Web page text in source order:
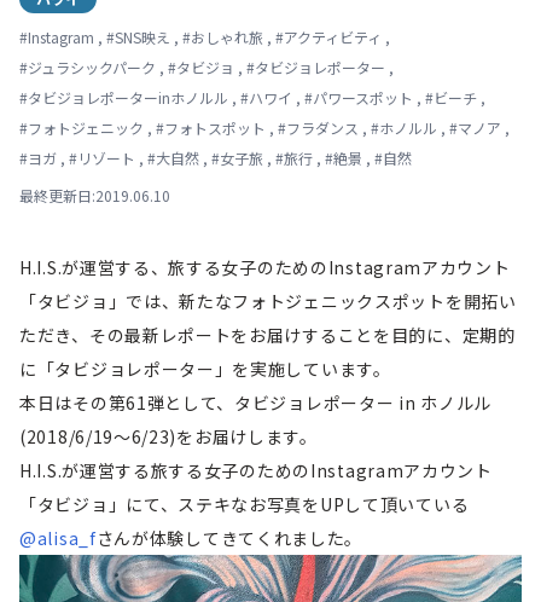
#Instagram , #SNS映え , #おしゃれ旅 , #アクティビティ ,
#ジュラシックパーク , #タビジョ , #タビジョレポーター ,
#タビジョレポーターinホノルル , #ハワイ , #パワースポット , #ビーチ ,
#フォトジェニック , #フォトスポット , #フラダンス , #ホノルル , #マノア ,
#ヨガ , #リゾート , #大自然 , #女子旅 , #旅行 , #絶景 , #自然
最終更新日:2019.06.10
H.I.S.が運営する、旅する女子のためのInstagramアカウント
「タビジョ」では、新たなフォトジェニックスポットを開拓い
ただき、その最新レポートをお届けすることを目的に、定期的
に「タビジョレポーター」を実施しています。
本日はその第61弾として、タビジョレポーター in ホノルル
(2018/6/19～6/23)をお届けします。
H.I.S.が運営する旅する女子のためのInstagramアカウント
「タビジョ」にて、ステキなお写真をUPして頂いている
@alisa_fさんが体験してきてくれました。